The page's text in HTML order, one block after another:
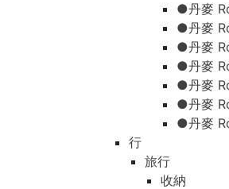
●丹麥
●丹麥
●丹麥
●丹麥
●丹麥
●丹麥
●丹麥
行
旅行
收納